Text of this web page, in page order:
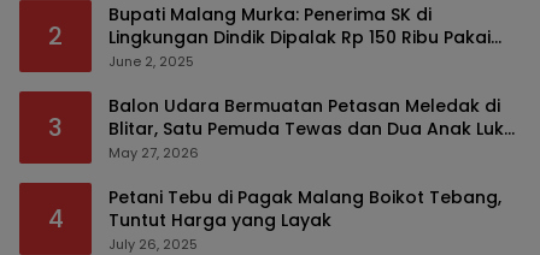
2
Bupati Malang Murka: Penerima SK di
Lingkungan Dindik Dipalak Rp 150 Ribu Pakai
Modus Tumpengan, KPK Turut Pantau
June 2, 2025
3
Balon Udara Bermuatan Petasan Meledak di
Blitar, Satu Pemuda Tewas dan Dua Anak Luka
Serius
May 27, 2026
4
Petani Tebu di Pagak Malang Boikot Tebang,
Tuntut Harga yang Layak
July 26, 2025